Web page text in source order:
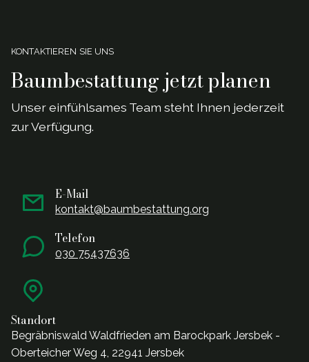
KONTAKTIEREN SIE UNS
Baumbestattung jetzt planen
Unser einfühlsames Team steht Ihnen jederzeit
zur Verfügung.
E-Mail
kontakt@baumbestattung.org
Telefon
030 75437636
Standort
Begräbniswald Waldfrieden am Barockpark Jersbek -
Oberteicher Weg 4, 22941 Jersbek